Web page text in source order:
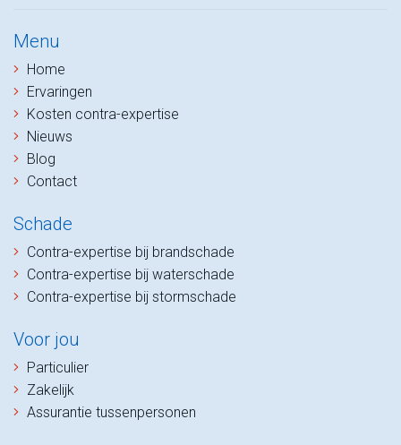
Menu
Home
Ervaringen
Kosten contra-expertise
Nieuws
Blog
Contact
Schade
Contra-expertise bij brandschade
Contra-expertise bij waterschade
Contra-expertise bij stormschade
Voor jou
Particulier
Zakelijk
Assurantie tussenpersonen